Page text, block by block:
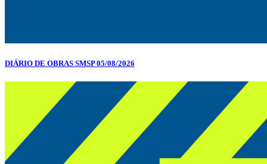
DIÁRIO DE OBRAS SMSP 05/08/2026